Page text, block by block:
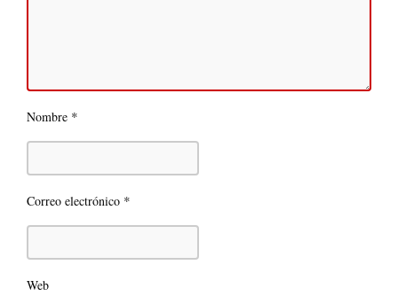
Nombre *
Correo electrónico *
Web